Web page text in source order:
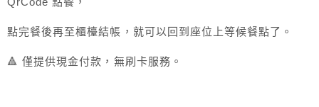
點完餐後再至櫃檯結帳，就可以回到座位上等候餐點了。
🔺 僅提供現金付款，無刷卡服務。